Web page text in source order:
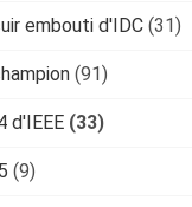
embouti d'IDC (31)
(91)
d'IEEE (33)
(9)